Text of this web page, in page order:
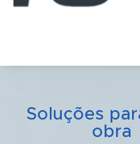
Soluções
obra